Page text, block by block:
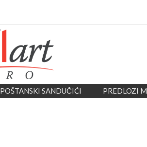
POŠTANSKI SANDUČIĆI PREDLOZI